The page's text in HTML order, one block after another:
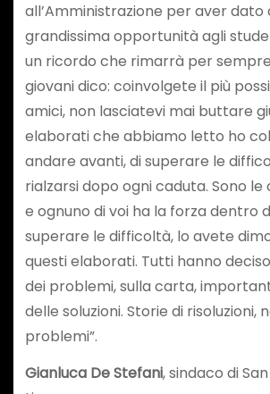
all’Amministrazione per aver dato
grandissima opportunità agli
un ricordo che rimarrà per
giovani dico: coinvolgete il più
amici, non lasciatevi mai buttare
elaborati che abbiamo letto ho
andare avanti, di superare le
rialzarsi dopo ogni caduta. Sono le
e ognuno di voi ha la forza dentro
superare le difficoltà, lo avete
questi elaborati. Tutti hanno
dei problemi, sulla carta,
delle soluzioni. Storie di risoluzioni,
problemi”.
Gianluca De Stefani, sindaco di